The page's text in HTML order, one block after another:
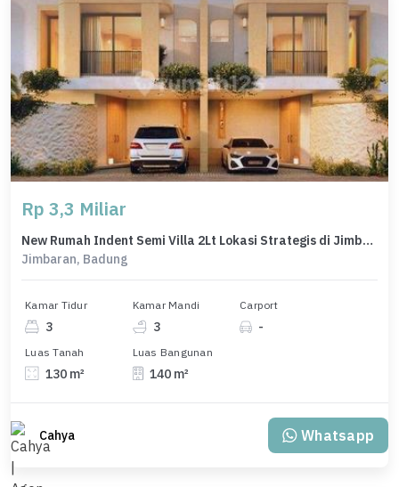
Rp 3,3 Miliar
New Rumah Indent Semi Villa 2Lt Lokasi Strategis di Jimbaran
Jimbaran, Badung
Kamar Tidur
3
Kamar Mandi
3
Carport
-
Luas Tanah
130 m²
Luas Bangunan
140 m²
Cahya Whatsapp